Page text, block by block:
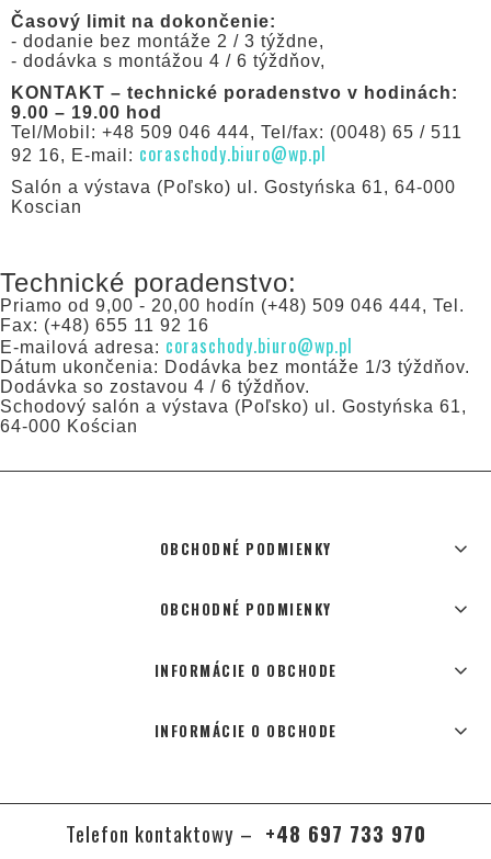
Časový limit na dokončenie:
- dodanie bez montáže 2 / 3 týždne,
- dodávka s montážou 4 / 6 týždňov,
KONTAKT – technické poradenstvo v hodinách:
9.00 – 19.00 hod
Tel/Mobil: +48 509 046 444, Tel/fax: (0048) 65 / 511
92 16, E-mail: coraschody.biuro@wp.pl
Salón a výstava (Poľsko) ul. Gostyńska 61, 64-000
Koscian
Technické poradenstvo:
Priamo od 9,00 - 20,00 hodín (+48) 509 046 444, Tel.
Fax: (+48) 655 11 92 16
E-mailová adresa: coraschody.biuro@wp.pl
Dátum ukončenia: Dodávka bez montáže 1/3 týždňov.
Dodávka so zostavou 4 / 6 týždňov.
Schodový salón a výstava (Poľsko) ul. Gostyńska 61,
64-000 Kościan
OBCHODNÉ PODMIENKY
OBCHODNÉ PODMIENKY
INFORMÁCIE O OBCHODE
INFORMÁCIE O OBCHODE
Telefon kontaktowy – +48 697 733 970